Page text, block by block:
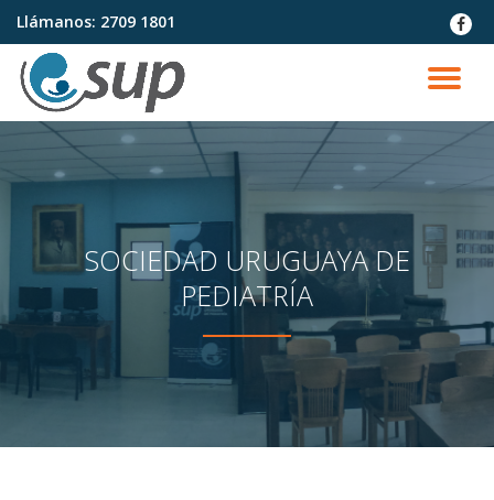
Saltar
contenido
Llámanos: 2709 1801
fa-
SOCIEDAD URUGUAYA DE
PEDIATRÍA